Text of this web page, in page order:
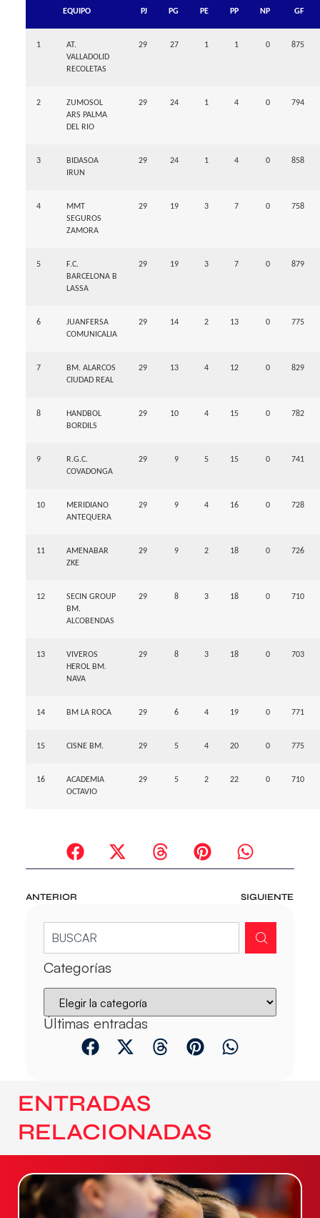
EQUIPO PJ PG PE PP NP GF
1
AT.
VALLADOLID
RECOLETAS
29 27 1 1 0 875
2
ZUMOSOL
ARS PALMA
DEL RIO
29 24 1 4 0 794
3
BIDASOA
IRUN
29 24 1 4 0 858
4
MMT
SEGUROS
ZAMORA
29 19 3 7 0 758
5
F.C.
BARCELONA B
LASSA
29 19 3 7 0 879
6
JUANFERSA
COMUNICALIA
29 14 2 13 0 775
7
BM. ALARCOS
CIUDAD REAL
29 13 4 12 0 829
8
HANDBOL
BORDILS
29 10 4 15 0 782
9
R.G.C.
COVADONGA
29 9 5 15 0 741
10
MERIDIANO
ANTEQUERA
29 9 4 16 0 728
11
AMENABAR
ZKE
29 9 2 18 0 726
12
SECIN GROUP
BM.
ALCOBENDAS
29 8 3 18 0 710
13
VIVEROS
HEROL BM.
NAVA
29 8 3 18 0 703
14 BM LA ROCA 29 6 4 19 0 771
15 CISNE BM. 29 5 4 20 0 775
16
ACADEMIA
OCTAVIO
29 5 2 22 0 710
ANTERIOR SIGUIENTE
Categorías
Últimas entradas
ENTRADAS
RELACIONADAS